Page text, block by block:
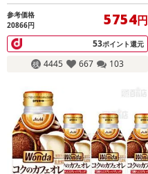
参考価格
20866円
5754円
53ポイント還元
4445 667 103